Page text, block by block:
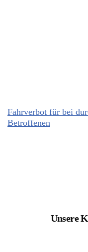
Fahrverbot für bei
Betroffenen
Unsere